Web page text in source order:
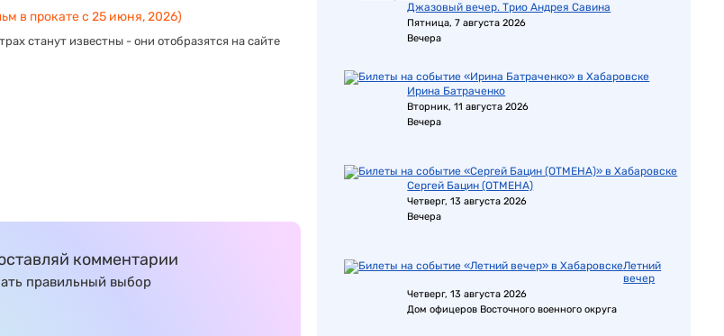
в прокате с 25 июня, 2026)
станут известны - они отобразятся на сайте
комментарии
правильный выбор
Джазовый вечер. Трио Андрея Савина
Пятница, 7 августа 2026
Вечера
Ирина Батраченко
Вторник, 11 августа 2026
Вечера
Сергей Бацин (ОТМЕНА)
Четверг, 13 августа 2026
Вечера
Летний
вечер
Четверг, 13 августа 2026
Дом офицеров Восточного военного округа